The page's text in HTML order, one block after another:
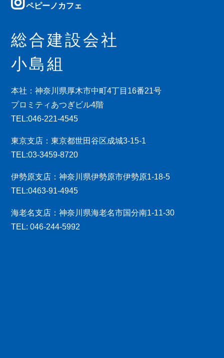
ペピーノカフェ
総合建設会社
小島組
本社：神奈川県厚木市中町4丁目16番21号
プロミティあつぎビル4階
TEL:046-221-4545
東京支店：東京都世田谷区成城3-15-1
TEL:03-3459-8720
伊勢原支店：神奈川県伊勢原市伊勢原1-18-5
TEL:0463-91-4945
海老名支店：神奈川県海老名市国分南1-11-30
TEL: 046-244-5992